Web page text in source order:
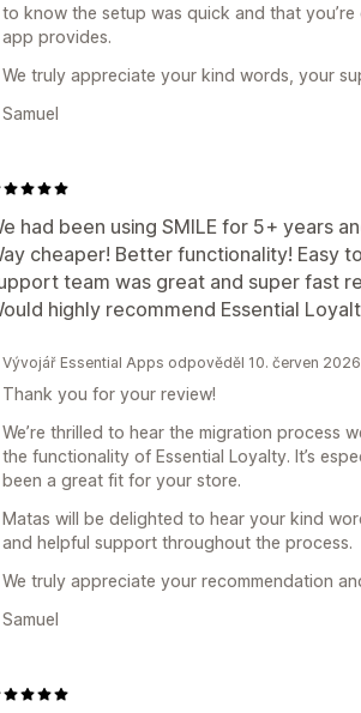
to know the setup was quick and that
app provides.
We truly appreciate your kind words, your
Samuel
had been using SMILE for 5+ years
cheaper! Better functionality! Easy
team was great and super fast
highly recommend Essential
Vývojář Essential Apps odpověděl 10. červen 2026
Thank you for your review!
We’re thrilled to hear the migration process
the functionality of Essential Loyalty. It’s
been a great fit for your store.
Matas will be delighted to hear your kind
and helpful support throughout the process.
We truly appreciate your recommendation
Samuel